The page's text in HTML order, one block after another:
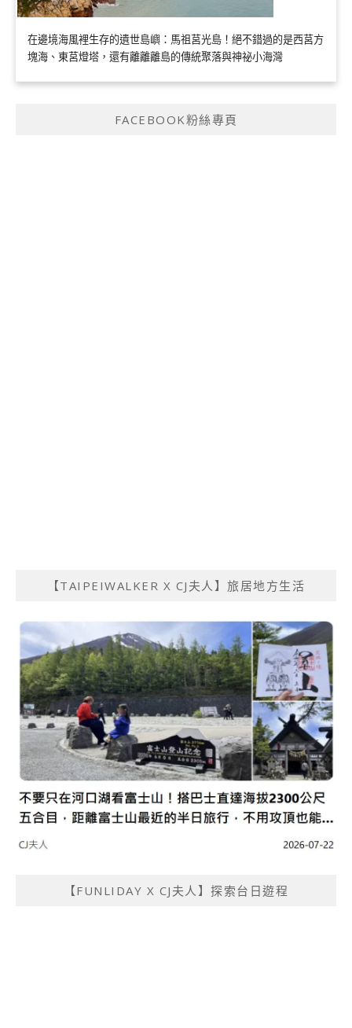
在邊境海風裡生存的遺世島嶼：馬祖莒光島！絕不錯過的是西莒方
塊海、東莒燈塔，還有離離離島的傳統聚落與神祕小海灣
FACEBOOK粉絲專頁
【TAIPEIWALKER X CJ夫人】旅居地方生活
【FUNLIDAY X CJ夫人】探索台日遊程